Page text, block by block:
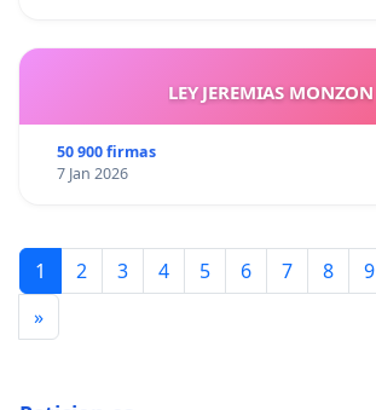
LEY JEREMIAS MONZON
50 900 firmas
7 Jan 2026
1 2 3 4 5 6 7 8 9
»